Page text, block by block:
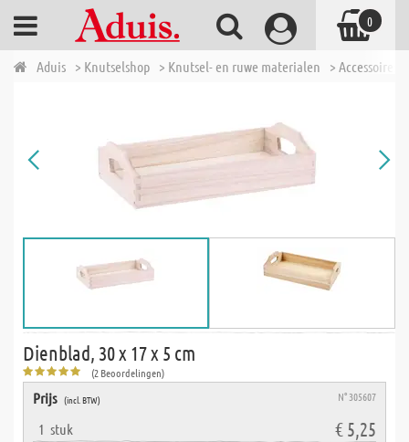
Aduis > Knutselshop > Knutsel- en ruwe materialen > Accessoires
Dienblad, 30 x 17 x 5 cm
(2 Beoordelingen)
Prijs (incl. BTW) N° 305607
1 stuk € 5,25
0